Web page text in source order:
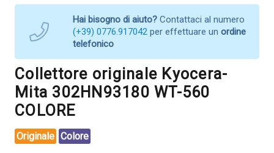
Hai bisogno di aiuto? Contattaci al numero
(+39) 0776.917042 per effettuare un ordine
telefonico
Collettore originale Kyocera-
Mita 302HN93180 WT-560
COLORE
Originale Colore